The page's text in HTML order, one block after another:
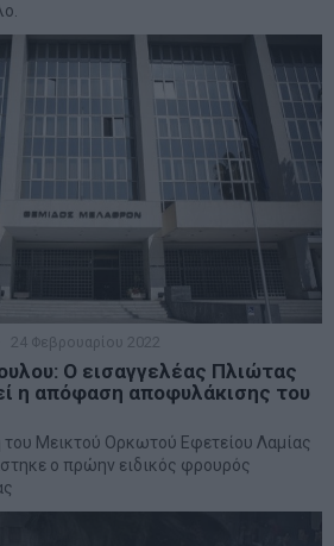
24 Φεβρουαρίου 2022
Ο εισαγγελέας Πλιώτας
η απόφαση αποφυλάκισης του
του Μεικτού Ορκωτού Εφετείου Λαμίας
ο πρώην ειδικός φρουρός